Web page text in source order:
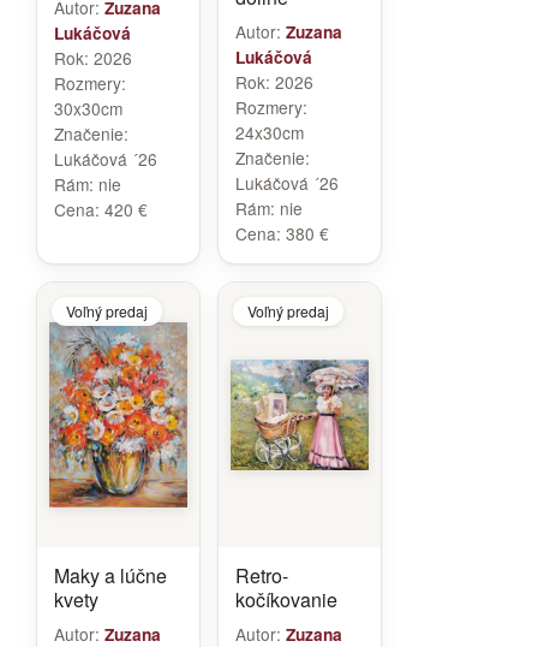
Autor: Zuzana
Lukáčová
Rok: 2026
Rozmery:
30x30cm
Značenie:
Lukáčová ´26
Rám: nie
Cena: 420 €
Autor: Zuzana
Lukáčová
Rok: 2026
Rozmery:
24x30cm
Značenie:
Lukáčová ´26
Rám: nie
Cena: 380 €
Voľný predaj
Maky a lúčne
kvety
Autor: Zuzana
Voľný predaj
Retro-
kočíkovanie
Autor: Zuzana